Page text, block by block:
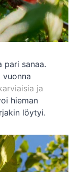
pari sanaa.
vuonna
ja
hieman
löytyi.